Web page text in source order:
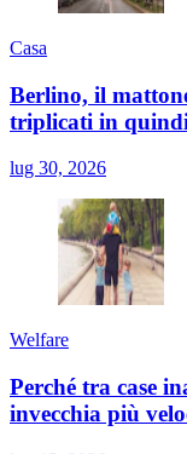
Casa
Berlino, il
triplicati in
lug 30, 2026
Welfare
Perché tra case
invecchia più